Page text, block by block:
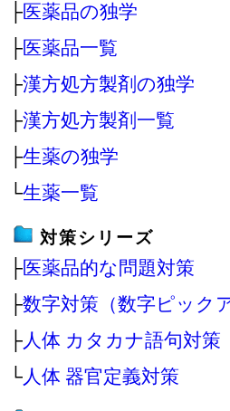
├医薬品の独学
├医薬品一覧
├漢方処方製剤の独学
├漢方処方製剤一覧
├生薬の独学
└生薬一覧
対策シリーズ
├医薬品的な問題対策
├数字対策（数字ピック
├人体 カタカナ語句対策
└人体 器官定義対策